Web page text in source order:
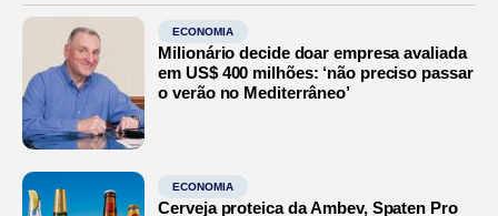
ECONOMIA
Milionário decide doar empresa avaliada
em US$ 400 milhões: ‘não preciso passar
o verão no Mediterrâneo’
ECONOMIA
Cerveja proteica da Ambev, Spaten Pro